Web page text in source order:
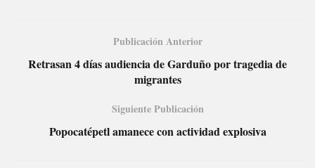
Publicación Anterior
Retrasan 4 días audiencia de Garduño por tragedia de
migrantes
Siguiente Publicación
Popocatépetl amanece con actividad explosiva